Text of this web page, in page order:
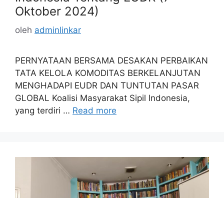
Oktober 2024)
oleh adminlinkar
PERNYATAAN BERSAMA DESAKAN PERBAIKAN
TATA KELOLA KOMODITAS BERKELANJUTAN
MENGHADAPI EUDR DAN TUNTUTAN PASAR
GLOBAL Koalisi Masyarakat Sipil Indonesia,
yang terdiri … Read more